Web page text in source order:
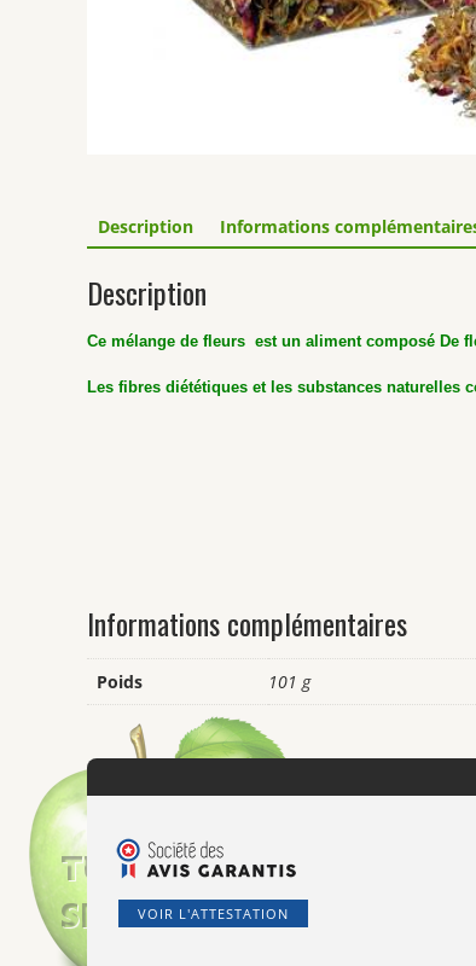
Description Informations
Description
Ce mélange de fleurs est un aliment composé De
Les fibres diététiques et les substances naturelles
Informations complémentaires
Poids 101 g
VOIR L'ATTESTATION